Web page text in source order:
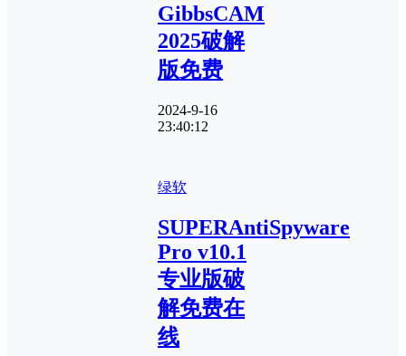
GibbsCAM
2025破解
版免费
2024-9-16
23:40:12
绿软
SUPERAntiSpyware
Pro v10.1
专业版破
解免费在
线